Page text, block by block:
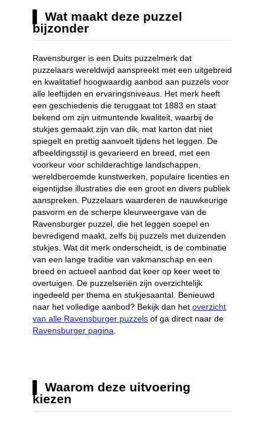
Wat maakt deze puzzel
bijzonder
Ravensburger is een Duits puzzelmerk dat
puzzelaars wereldwijd aanspreekt met een uitgebreid
en kwalitatief hoogwaardig aanbod aan puzzels voor
alle leeftijden en ervaringsniveaus. Het merk heeft
een geschiedenis die teruggaat tot 1883 en staat
bekend om zijn uitmuntende kwaliteit, waarbij de
stukjes gemaakt zijn van dik, mat karton dat niet
spiegelt en prettig aanvoelt tijdens het leggen. De
afbeeldingsstijl is gevarieerd en breed, met een
voorkeur voor schilderachtige landschappen,
wereldberoemde kunstwerken, populaire licenties en
eigentijdse illustraties die een groot en divers publiek
aanspreken. Puzzelaars waarderen de nauwkeurige
pasvorm en de scherpe kleurweergave van de
Ravensburger puzzel, die het leggen soepel en
bevredigend maakt, zelfs bij puzzels met duizenden
stukjes. Wat dit merk onderscheidt, is de combinatie
van een lange traditie van vakmanschap en een
breed en actueel aanbod dat keer op keer weet te
overtuigen. De puzzelseriën zijn overzichtelijk
ingedeeld per thema en stukjesaantal. Benieuwd
naar het volledige aanbod? Bekijk dan hetoverzicht
van alle Ravensburger puzzels of ga direct naar de
Ravensburger pagina
Waarom deze uitvoering
kiezen